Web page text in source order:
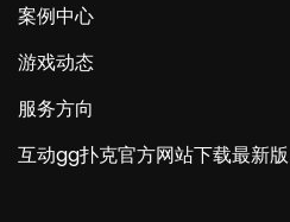
案例中心
游戏动态
服务方向
互动gg扑克官方网站下载最新版